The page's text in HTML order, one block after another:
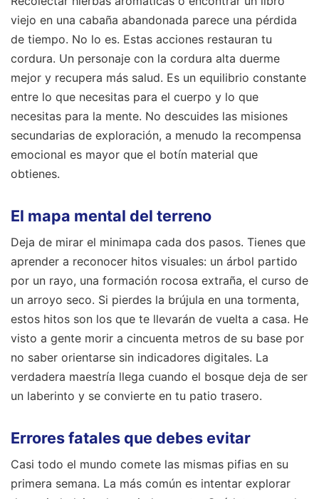
viejo en una cabaña abandonada parece una pérdida
de tiempo. No lo es. Estas acciones restauran tu
cordura. Un personaje con la cordura alta duerme
mejor y recupera más salud. Es un equilibrio constante
entre lo que necesitas para el cuerpo y lo que
necesitas para la mente. No descuides las misiones
secundarias de exploración, a menudo la recompensa
emocional es mayor que el botín material que
obtienes.
El mapa mental del terreno
Deja de mirar el minimapa cada dos pasos. Tienes que
aprender a reconocer hitos visuales: un árbol partido
por un rayo, una formación rocosa extraña, el curso de
un arroyo seco. Si pierdes la brújula en una tormenta,
estos hitos son los que te llevarán de vuelta a casa. He
visto a gente morir a cincuenta metros de su base por
no saber orientarse sin indicadores digitales. La
verdadera maestría llega cuando el bosque deja de ser
un laberinto y se convierte en tu patio trasero.
Errores fatales que debes evitar
Casi todo el mundo comete las mismas pifias en su
primera semana. La más común es intentar explorar